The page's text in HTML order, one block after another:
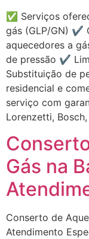
✅ Serviços
gás (GLP/GN) ✔️
aquecedores a
de pressão ✔️
Substituição de
residencial e
serviço com
Lorenzetti,
Gás na
Conserto de
Atendimento